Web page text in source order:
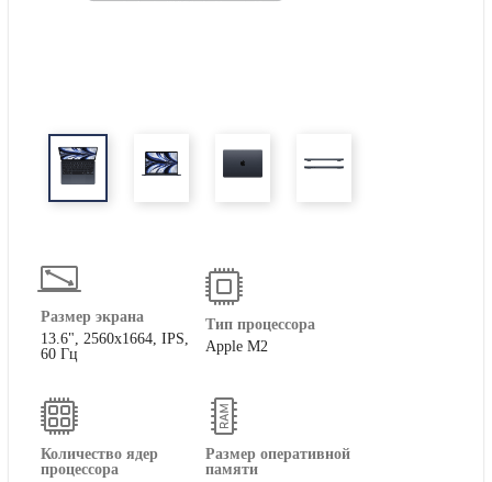
Размер экрана
13.6", 2560x1664, IPS,
60 Гц
Тип процессора
Apple M2
Количество ядер
процессора
Размер оперативной
памяти